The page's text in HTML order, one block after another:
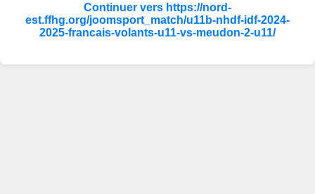
Continuer vers https://nord-
est.ffhg.org/joomsport_match/u11b-nhdf-idf-2024-
2025-francais-volants-u11-vs-meudon-2-u11/